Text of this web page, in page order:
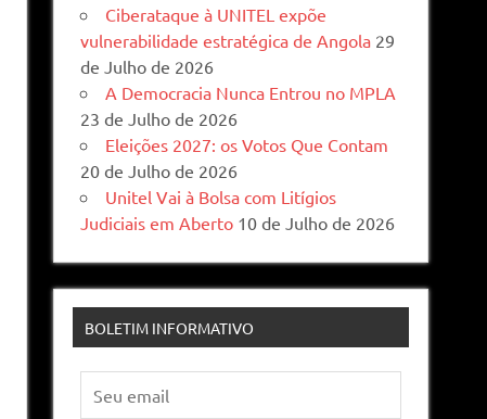
Ciberataque à UNITEL expõe
vulnerabilidade estratégica de Angola 29
de Julho de 2026
A Democracia Nunca Entrou no MPLA
23 de Julho de 2026
Eleições 2027: os Votos Que Contam
20 de Julho de 2026
Unitel Vai à Bolsa com Litígios
Judiciais em Aberto 10 de Julho de 2026
BOLETIM INFORMATIVO